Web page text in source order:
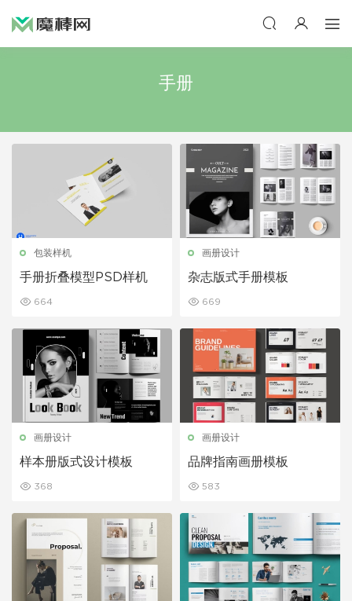
手册
包装样机
手册折叠模型PSD样机
664
画册设计
杂志版式手册模板
669
画册设计
样本册版式设计模板
368
画册设计
品牌指南画册模板
583